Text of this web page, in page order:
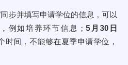
步并填写申请学位的信息，可以
例如培养环节信息； 5月30日
时间，不能够在夏季申请学位，